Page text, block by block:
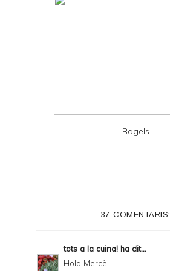
Bagels
37 COMENTARIS:
tots a la cuina! ha dit...
Hola Mercè!